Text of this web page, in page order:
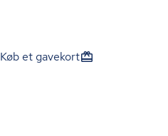
Køb et gavekort